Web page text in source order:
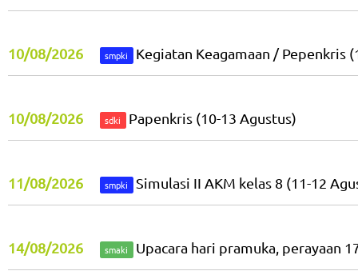
10/08/2026 smpki Kegiatan Keagamaan / Pepenkris
10/08/2026 sdki Papenkris (10-13 Agustus)
11/08/2026 smpki Simulasi II AKM kelas 8 (11-12
14/08/2026 smaki Upacara hari pramuka, perayaan